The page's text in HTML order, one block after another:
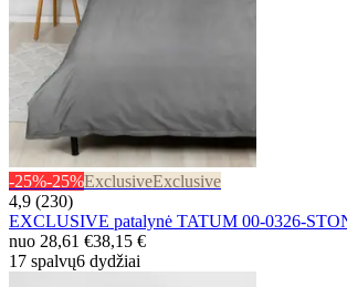
-25%-25%ExclusiveExclusive
4,9 (230)
EXCLUSIVE patalynė TATUM 00-0326-
nuo 28,61 €38,15 €
17 spalvų6 dydžiai